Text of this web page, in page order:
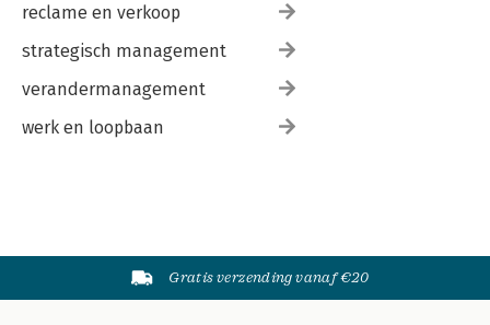
reclame en verkoop
strategisch management
verandermanagement
werk en loopbaan
Gratis verzending vanaf €20